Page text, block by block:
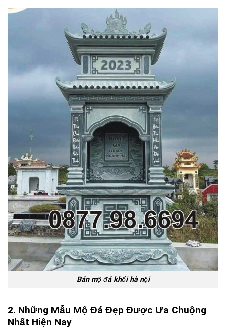
Bán mộ đá khối hà nội
2. Những Mẫu Mộ Đá Đẹp Được Ưa Chuộng
Nhất Hiện Nay